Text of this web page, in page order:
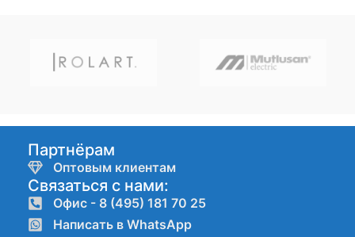
Партнёрам
Оптовым клиентам
Связаться с нами:
Офис - 8 (495) 181 70 25
Написать в WhatsApp